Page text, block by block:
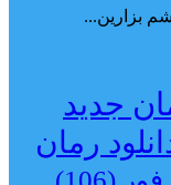
بزارین...
جدید
رمان